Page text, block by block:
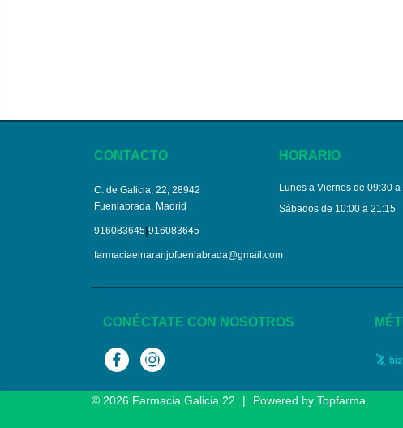
CONTACTO
C. de Galicia, 22, 28942
Fuenlabrada, Madrid
916083645|916083645
farmaciaelnaranjofuenlabrada@gmail.com
HORARIO
Lunes a Viernes de 09:30 a
Sábados de 10:00 a 21:15
CONÉCTATE CON NOSOTROS
FacebookInstagram
© 2026 Farmacia Galicia 22 | Powered by Topfarma